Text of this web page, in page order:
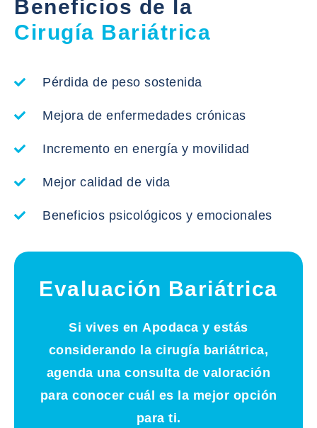
Beneficios de la
Cirugía Bariátrica
Pérdida de peso sostenida
Mejora de enfermedades crónicas
Incremento en energía y movilidad
Mejor calidad de vida
Beneficios psicológicos y emocionales
Evaluación Bariátrica
Si vives en Apodaca y estás
considerando la cirugía bariátrica,
agenda una consulta de valoración
para conocer cuál es la mejor opción
para ti.